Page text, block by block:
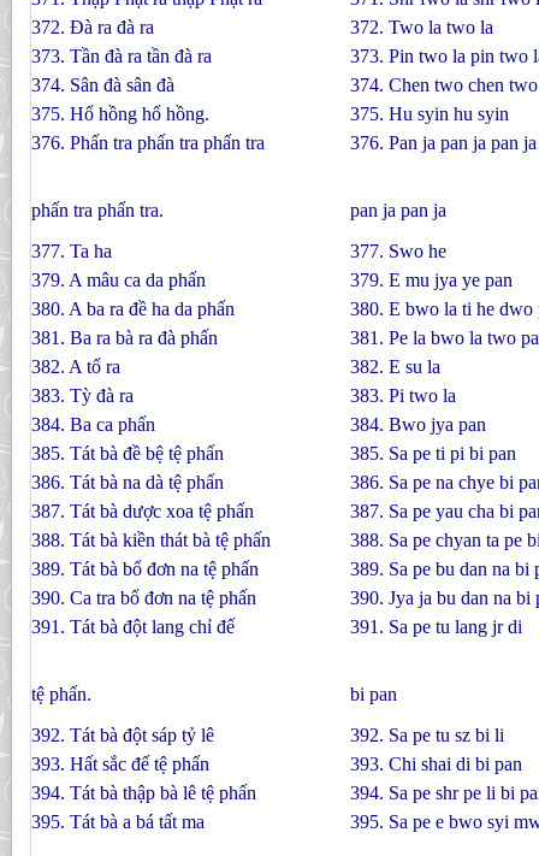
372. Ðà ra đà ra
372. Two la two la
373. Tần đà ra tần đà ra
373. Pin two la pin two
374. Sân đà sân đà
374. Chen two chen two
375. Hổ hồng hổ hồng.
375. Hu syin hu syin
376. Phấn tra phấn tra phấn tra
phấn tra phấn tra.
376. Pan ja pan ja pan ja
pan ja pan ja
377. Ta ha
377. Swo he
379. A mâu ca da phấn
379. E mu jya ye pan
380. A ba ra đề ha da phấn
380. E bwo la ti he dwo
381. Ba ra bà ra đà phấn
381. Pe la bwo la two
382. A tố ra
382. E su la
383. Tỳ đà ra
383. Pi two la
384. Ba ca phấn
384. Bwo jya pan
385. Tát bà đề bệ tệ phấn
385. Sa pe ti pi bi pan
386. Tát bà na dà tệ phấn
386. Sa pe na chye bi
387. Tát bà dược xoa tệ phấn
387. Sa pe yau cha bi
388. Tát bà kiền thát bà tệ phấn
388. Sa pe chyan ta pe
389. Tát bà bổ đơn na tệ phấn
389. Sa pe bu dan na bi
390. Ca tra bổ đơn na tệ phấn
390. Jya ja bu dan na bi
391. Tát bà đột lang chỉ đế
tệ phấn.
391. Sa pe tu lang jr di
bi pan
392. Tát bà đột sáp tỷ lê
392. Sa pe tu sz bi li
393. Hất sắc đế tệ phấn
393. Chi shai di bi pan
394. Tát bà thập bà lê tệ phấn
394. Sa pe shr pe li bi
395. Tát bà a bá tất ma
395. Sa pe e bwo syi